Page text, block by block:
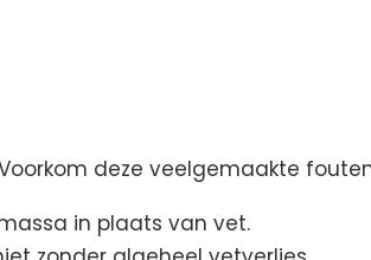
deze veelgemaakte
in plaats van vet.